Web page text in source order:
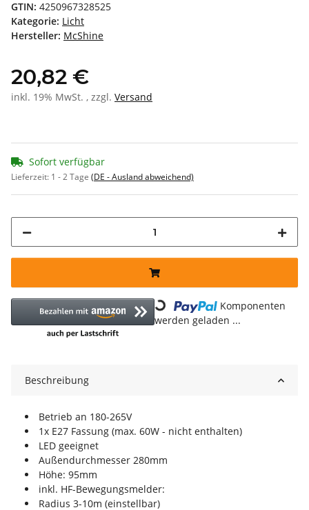
GTIN: 4250967328525
Kategorie: Licht
Hersteller: McShine
20,82 €
inkl. 19% MwSt. , zzgl. Versand
Sofort verfügbar
Lieferzeit: 1 - 2 Tage (DE - Ausland abweichend)
Loading...
Komponenten
werden geladen ...
Beschreibung
Betrieb an 180-265V
1x E27 Fassung (max. 60W - nicht enthalten)
LED geeignet
Außendurchmesser 280mm
Höhe: 95mm
inkl. HF-Bewegungsmelder:
Radius 3-10m (einstellbar)